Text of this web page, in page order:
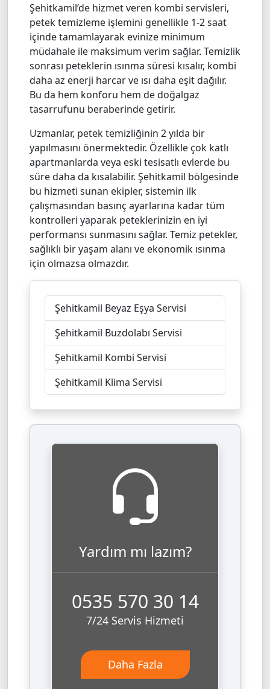
Şehitkamil’de hizmet veren kombi servisleri,
petek temizleme işlemini genellikle 1-2 saat
içinde tamamlayarak evinize minimum
müdahale ile maksimum verim sağlar. Temizlik
sonrası peteklerin ısınma süresi kısalır, kombi
daha az enerji harcar ve ısı daha eşit dağılır.
Bu da hem konforu hem de doğalgaz
tasarrufunu beraberinde getirir.
Uzmanlar, petek temizliğinin 2 yılda bir
yapılmasını önermektedir. Özellikle çok katlı
apartmanlarda veya eski tesisatlı evlerde bu
süre daha da kısalabilir. Şehitkamil bölgesinde
bu hizmeti sunan ekipler, sistemin ilk
çalışmasından basınç ayarlarına kadar tüm
kontrolleri yaparak peteklerinizin en iyi
performansı sunmasını sağlar. Temiz petekler,
sağlıklı bir yaşam alanı ve ekonomik ısınma
için olmazsa olmazdır.
Şehitkamil Beyaz Eşya Servisi
Şehitkamil Buzdolabı Servisi
Şehitkamil Kombi Servisi
Şehitkamil Klima Servisi
Yardım mı lazım?
0535 570 30 14
7/24 Servis Hizmeti
Daha Fazla